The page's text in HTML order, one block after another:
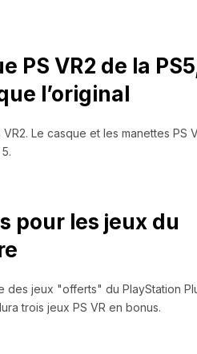
PS VR2 de la
l’original
Le casque et les manettes PS
pour les jeux du
des jeux "offerts" du PlayStation
trois jeux PS VR en bonus.